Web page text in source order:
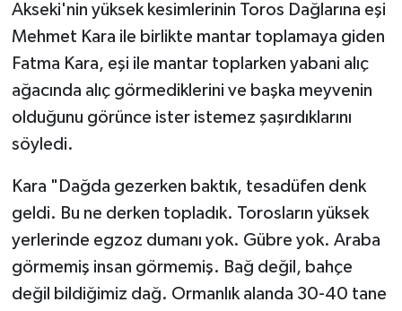
Akseki'nin yüksek kesimlerinin Toros Dağlarına eşi
Mehmet Kara ile birlikte mantar toplamaya giden
Fatma Kara, eşi ile mantar toplarken yabani alıç
ağacında alıç görmediklerini ve başka meyvenin
olduğunu görünce ister istemez şaşırdıklarını
söyledi.
Kara "Dağda gezerken baktık, tesadüfen denk
geldi. Bu ne derken topladık. Torosların yüksek
yerlerinde egzoz dumanı yok. Gübre yok. Araba
görmemiş insan görmemiş. Bağ değil, bahçe
değil bildiğimiz dağ. Ormanlık alanda 30-40 tane